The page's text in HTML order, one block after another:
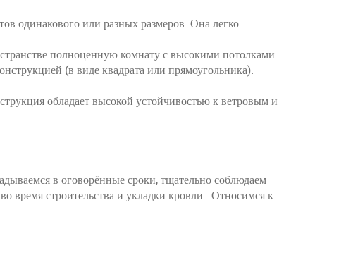
одинакового или разных размеров. Она легко
полноценную комнату с высокими потолками.
(в виде квадрата или прямоугольника).
обладает высокой устойчивостью к ветровым и
в оговорённые сроки, тщательно соблюдаем
время строительства и укладки кровли. Относимся к